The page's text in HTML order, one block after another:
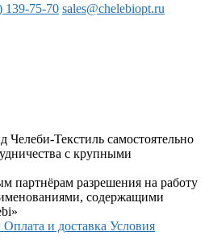
139-75-70 sales@chelebiopt.ru
Текстиль самостоятельно
с крупными
партнёрам разрешения на работу
содержащими
Оплата и доставка Условия